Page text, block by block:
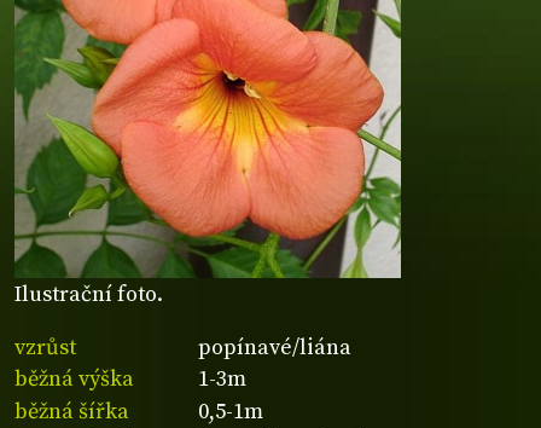
Ilustrační foto.
vzrůst
popínavé/liána
běžná výška
1-3m
běžná šířka
0,5-1m